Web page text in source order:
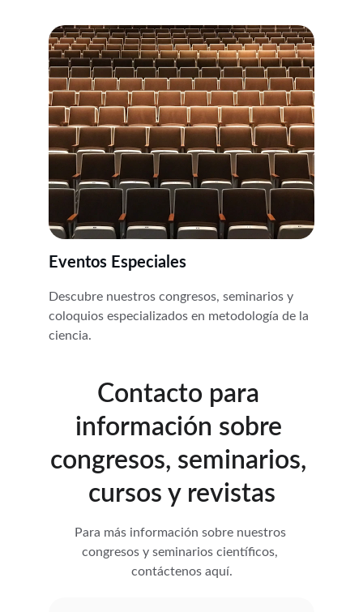
Eventos Especiales
Descubre nuestros congresos, seminarios y
coloquios especializados en metodología de la
ciencia.
Contacto para
información sobre
congresos, seminarios,
cursos y revistas
Para más información sobre nuestros
congresos y seminarios científicos,
contáctenos aquí.